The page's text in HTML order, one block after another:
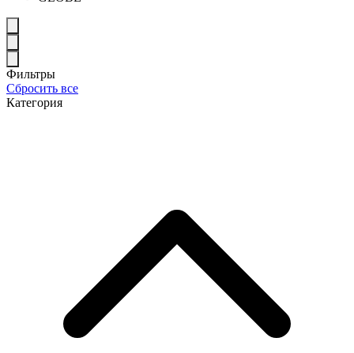
Фильтры
Сбросить все
Категория